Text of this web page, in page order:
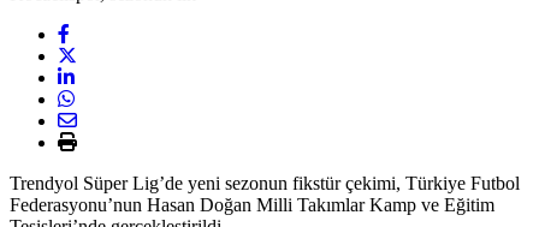
Trendyol Süper Lig’de yeni sezonun fikstür çekimi, Türkiye Futbol
Federasyonu’nun Hasan Doğan Milli Takımlar Kamp ve Eğitim